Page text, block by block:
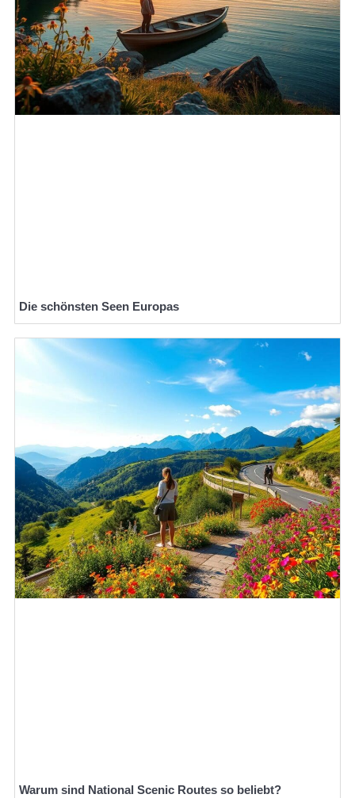
Die schönsten Seen Europas
Warum sind National Scenic Routes so beliebt?